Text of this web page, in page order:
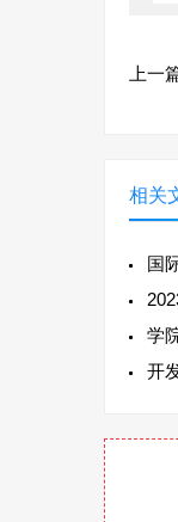
上一
相关
国
学
开